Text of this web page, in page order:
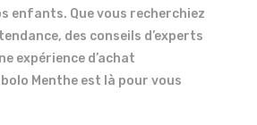
enfants. Que vous recherchiez
des conseils d’experts
expérience d’achat
Menthe est là pour vous